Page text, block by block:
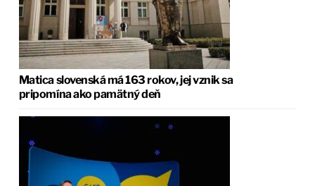
Matica slovenská má 163 rokov, jej vznik sa
pripomína ako pamätný deň